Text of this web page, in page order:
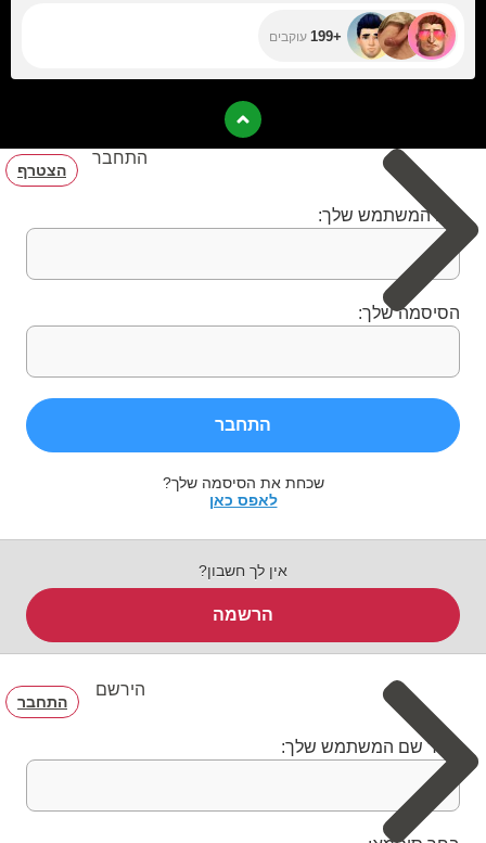
+199 עוקבים
התחבר
הצטרף
שם המשתמש שלך:
הסיסמה שלך:
התחבר
שכחת את הסיסמה שלך?
לאפס כאן
אין לך חשבון?
הרשמה
הירשם
התחבר
בחר שם המשתמש שלך: